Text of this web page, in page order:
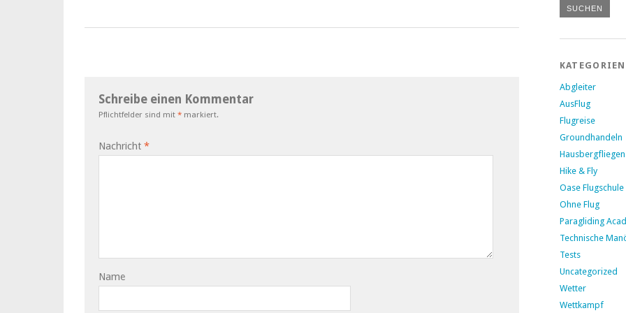
Schreibe einen Kommentar
Pflichtfelder sind mit * markiert.
Nachricht *
Name
KATEGORIEN
Abgleiter
AusFlug
Flugreise
Groundhandeln
Hausbergfliegen
Hike & Fly
Oase Flugschule
Ohne Flug
Paragliding
Technische
Tests
Uncategorized
Wetter
Wettkampf